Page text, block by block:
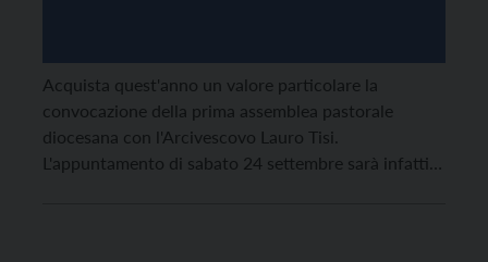
Acquista quest'anno un valore particolare la
convocazione della prima assemblea pastorale
diocesana con l'Arcivescovo Lauro Tisi.
L'appuntamento di sabato 24 settembre sarà infatti